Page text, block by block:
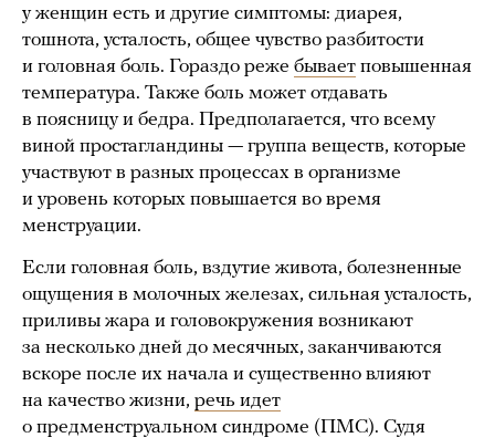
у женщин есть и другие симптомы: диарея,
тошнота, усталость, общее чувство разбитости
и головная боль. Гораздо реже бывает повышенная
температура. Также боль может отдавать
в поясницу и бедра. Предполагается, что всему
виной простагландины — группа веществ, которые
участвуют в разных процессах в организме
и уровень которых повышается во время
менструации.
Если головная боль, вздутие живота, болезненные
ощущения в молочных железах, сильная усталость,
приливы жара и головокружения возникают
за несколько дней до месячных, заканчиваются
вскоре после их начала и существенно влияют
на качество жизни, речь идет
о предменструальном синдроме (ПМС). Судя